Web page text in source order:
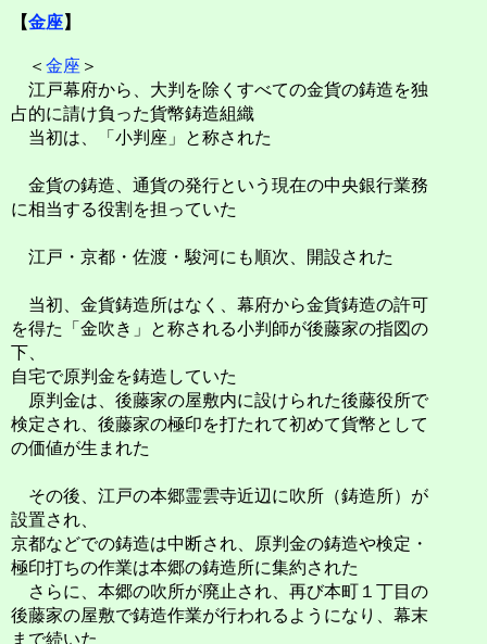
【金座】
＜ 金座 ＞
江戸幕府から、大判を除くすべての金貨の鋳造を独
占的に請け負った貨幣鋳造組織
当初は、「小判座」と称された
金貨の鋳造、通貨の発行という現在の中央銀行業務
に相当する役割を担っていた
江戸・京都・佐渡・駿河にも順次、開設された
当初、金貨鋳造所はなく、幕府から金貨鋳造の許可
を得た「金吹き」と称される小判師が後藤家の指図の
下、
自宅で原判金を鋳造していた
原判金は、後藤家の屋敷内に設けられた後藤役所で
検定され、後藤家の極印を打たれて初めて貨幣として
の価値が生まれた
その後、江戸の本郷霊雲寺近辺に吹所（鋳造所）が
設置され、
京都などでの鋳造は中断され、原判金の鋳造や検定・
極印打ちの作業は本郷の鋳造所に集約された
さらに、本郷の吹所が廃止され、再び本町１丁目の
後藤家の屋敷で鋳造作業が行われるようになり、幕末
まで続いた